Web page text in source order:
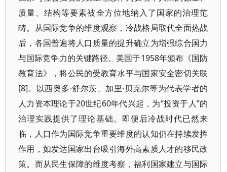
质量、结构等要素被全方位地纳入了国家的治理范
畴。从国际竞争的维度观察，冷战格局取代全面热战
后，各国普遍将人口质量的提升确立为增强综合国力
与国际竞争力的关键路径。美国于1958年颁布《国防
教育法》，将公民的受教育水平与国家安全密切关联
[8]。以西奥多·舒尔茨、加里·贝克尔等为代表学者的
人力资本理论于20世纪60年代兴起，为“投资于人”的
治理实践提供了理论基础。即便后冷战时代已然来
临，人口作为国际竞争重要维度的认知仍在持续发挥
作用，如发达国家出台吸引海外高素质人才的移民政
策。而从民生保障的维度考察，福利国家建立与国际